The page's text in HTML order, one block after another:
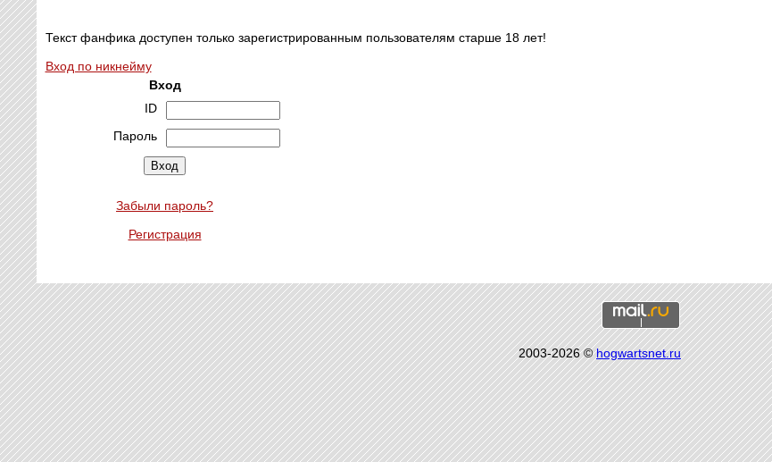
Текст фанфика доступен только зарегистрированным пользователям старше 18 лет!
Вход по никнейму
Вход
ID
Пароль
Забыли пароль?
Регистрация
2003-2026 ©hogwartsnet.ru